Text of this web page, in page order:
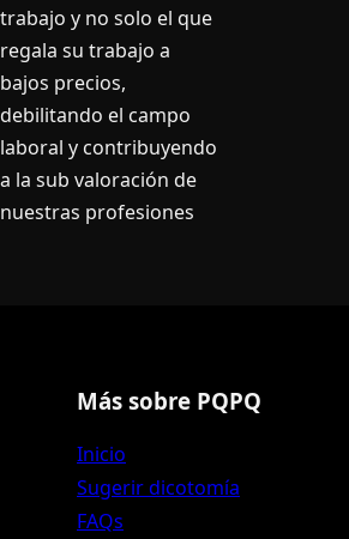
trabajo y no solo el que
regala su trabajo a
bajos precios,
debilitando el campo
laboral y contribuyendo
a la sub valoración de
nuestras profesiones
Más sobre PQPQ
Inicio
Sugerir dicotomía
FAQs